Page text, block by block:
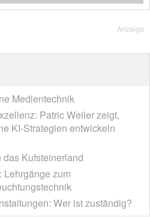
Anzeige
Medientechnik
Patric Weiler zeigt,
KI-Strategien entwickeln
Kufsteinerland
Lehrgänge zum
Wer ist zuständig?